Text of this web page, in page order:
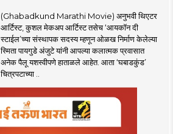
(Ghabadkund Marathi Movie) अनुभवी थिएटर
आर्टिस्ट, कुशल मेकअप आर्टिस्ट तसेच ‘आयकॉन दी
स्टाईल’च्या संस्थापक सदस्य म्हणून ओळख निर्माण केलेल्या
स्मिता पायगुडे अंजुटे यांनी आपल्या कलात्मक प्रवासात
अनेक पैलू यशस्वीपणे हाताळले आहेत. आता ‘घबाडकुंड’
चित्रपटाच्या ..